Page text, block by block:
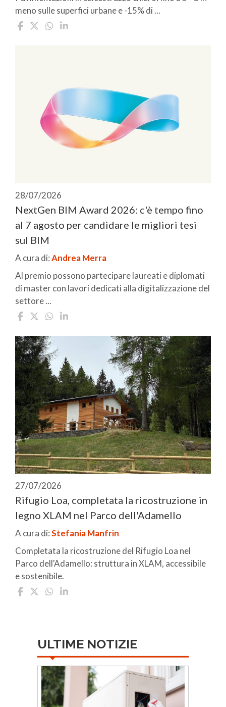
meno sulle superfici urbane e -15% di ...
28/07/2026
NextGen BIM Award 2026: c'è tempo fino
al 7 agosto per candidare le migliori tesi
sul BIM
A cura di:Andrea Merra
Al premio possono partecipare laureati e diplomati
di master con lavori dedicati alla digitalizzazione del
settore ...
27/07/2026
Rifugio Loa, completata la ricostruzione in
legno XLAM nel Parco dell'Adamello
A cura di:Stefania Manfrin
Completata la ricostruzione del Rifugio Loa nel
Parco dell'Adamello: struttura in XLAM, accessibile
e sostenibile.
ULTIME NOTIZIE